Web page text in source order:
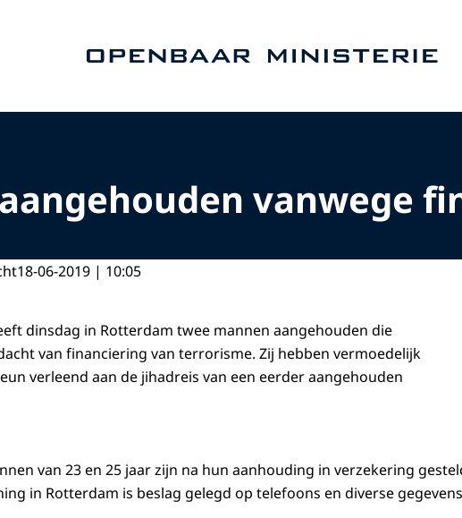
vanwege
18-06-2019 | 10:05
dinsdag in Rotterdam twee mannen aangehouden die
van financiering van terrorisme. Zij hebben vermoedelijk
verleend aan de jihadreis van een eerder aangehouden
van 23 en 25 jaar zijn na hun aanhouding in verzekering
in Rotterdam is beslag gelegd op telefoons en diverse